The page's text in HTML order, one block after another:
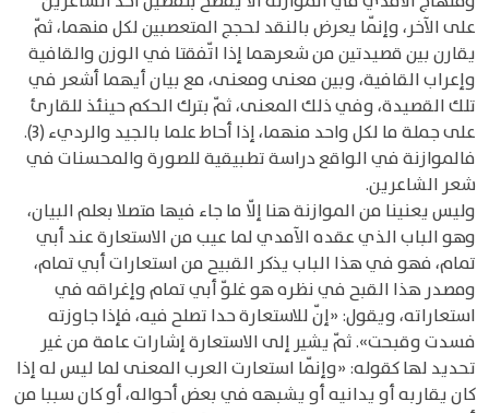
على الآخر، وإنّما يعرض بالنقد لحجج المتعصبين لكل منهما، ثمّ
يقارن بين قصيدتين من شعرهما إذا اتّفقتا في الوزن والقافية
وإعراب القافية، وبين معنى ومعنى، مع بيان أيهما أشعر في
تلك القصيدة، وفي ذلك المعنى، ثمّ بترك الحكم حينئذ للقارئ
على جملة ما لكل واحد منهما، إذا أحاط علما بالجيد والرديء (3).
فالموازنة في الواقع دراسة تطبيقية للصورة والمحسنات في
شعر الشاعرين.
وليس يعنينا من الموازنة هنا إلّا ما جاء فيها متصلا بعلم البيان،
وهو الباب الذي عقده الآمدي لما عيب من الاستعارة عند أبي
تمام، فهو في هذا الباب يذكر القبيح من استعارات أبي تمام،
ومصدر هذا القبح في نظره هو غلوّ أبي تمام وإغراقه في
استعاراته، ويقول: «إنّ للاستعارة حدا تصلح فيه، فإذا جاوزته
فسدت وقبحت». ثمّ يشير إلى الاستعارة إشارات عامة من غير
تحديد لها كقوله: «وإنّما استعارت العرب المعنى لما ليس له إذا
كان يقاربه أو يدانيه أو يشبهه في بعض أحواله، أو كان سببا من